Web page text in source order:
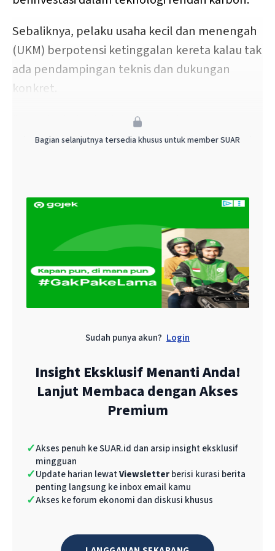
Sebaliknya, pelaku usaha kecil dan menengah
(UKM) berpotensi ketinggalan kereta kalau tak
ada pendampingan teknis dan dukungan
konkret.
“Standar keberlanjutan seperti SVLK, FLEGT,
dan nanti EUDR itu wajib dipenuhi. Banyak UKM
Mebel dan Kerajinan Rotan Indonesia (AMKRI).
insentif adaptasi, yang menikmati manfaat
hanya pelaku besar. Padahal UKM lebih butuh
pendampingan,” tambahnya.
IEU–CEPA menjanjikan kenaikan ekspor
cokelat, dan kakao. Tapi untuk sektor sawit,
tarif tetap berat.
“Kesepakatan dagang memberi peluang, tapi
what next, bagaimana kita memanfaatkannya,”
kata Deni dari CSIS.
Dengan ratifikasi cepat, reformasi logistik,
IEU–CEPA bisa jadi tonggak penting membawa
Bagian selanjutnya tersedia khusus untuk member SUAR
Sudah punya akun? Login
Insight Eksklusif Menanti Anda!
Lanjut Membaca dengan Akses
Premium
✓Akses penuh ke SUAR.id dan arsip insight eksklusif
mingguan
✓Update harian lewatViewsletterberisi kurasi berita
penting langsung ke inbox email kamu
✓Akses ke forum ekonomi dan diskusi khusus